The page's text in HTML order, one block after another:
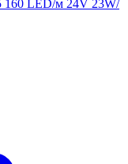
160 LED/м 24V 23W/